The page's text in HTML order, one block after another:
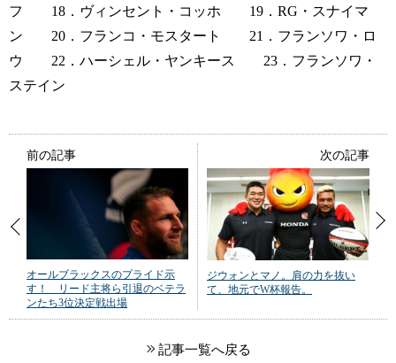
フ 18．ヴィンセント・コッホ 19．RG・スナイマ
ン 20．フランコ・モスタート 21．フランソワ・ロ
ウ 22．ハーシェル・ヤンキース 23．フランソワ・
ステイン
前の記事
オールブラックスのプライド示
す！ リード主将ら引退のベテラ
ンたち3位決定戦出場
次の記事
ジウォンとマノ。肩の力を抜い
て、地元でW杯報告。
記事一覧へ戻る